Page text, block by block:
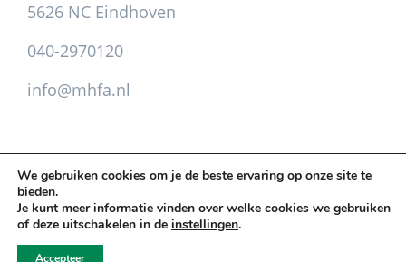
5626 NC Eindhoven
040-2970120
info@mhfa.nl
Leveringsvoorwaarden.Privacy.Colofon
We gebruiken cookies om je de beste ervaring op onze site te
bieden.
Je kunt meer informatie vinden over welke cookies we gebruiken
of deze uitschakelen in de instellingen.
Accepteer